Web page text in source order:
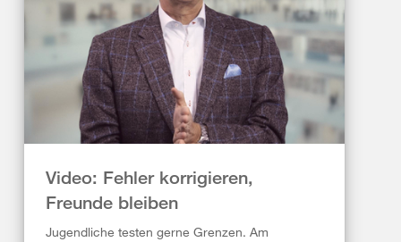
Video: Fehler korrigieren,
Freunde bleiben
Jugendliche testen gerne Grenzen. Am